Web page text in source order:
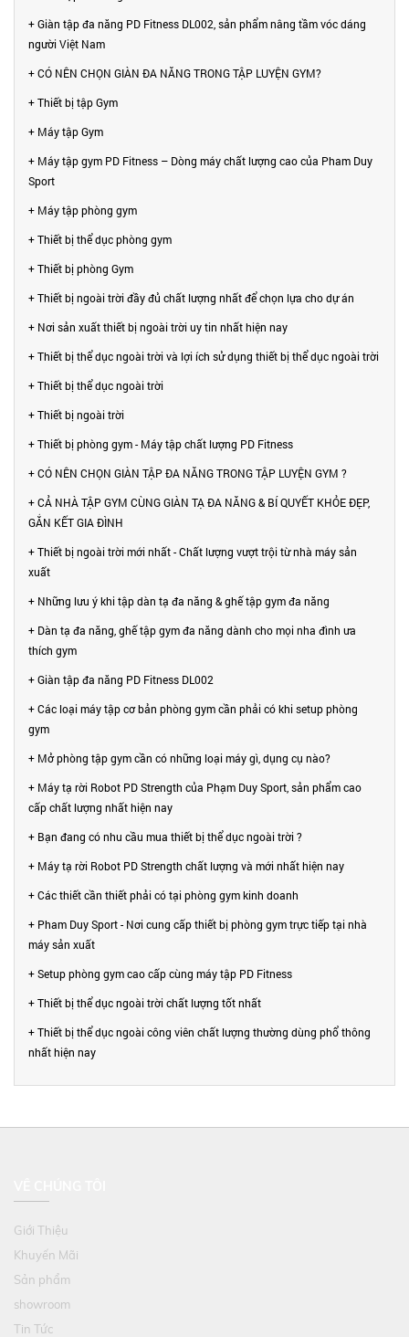
+ Giàn tập đa năng PD Fitness DL002, sản phẩm nâng tầm vóc dáng
người Việt Nam
+ CÓ NÊN CHỌN GIÀN ĐA NĂNG TRONG TẬP LUYỆN GYM?
+ Thiết bị tập Gym
+ Máy tập Gym
+ Máy tập gym PD Fitness – Dòng máy chất lượng cao của Pham Duy
Sport
+ Máy tập phòng gym
+ Thiết bị thể dục phòng gym
+ Thiết bị phòng Gym
+ Thiết bị ngoài trời đầy đủ chất lượng nhất để chọn lựa cho dự án
+ Nơi sản xuất thiết bị ngoài trời uy tin nhất hiện nay
+ Thiết bị thể dục ngoài trời và lợi ích sử dụng thiết bị thể dục ngoài trời
+ Thiết bị thể dục ngoài trời
+ Thiết bị ngoài trời
+ Thiết bị phòng gym - Máy tập chất lượng PD Fitness
+ CÓ NÊN CHỌN GIÀN TẬP ĐA NĂNG TRONG TẬP LUYỆN GYM ?
+ CẢ NHÀ TẬP GYM CÙNG GIÀN TẠ ĐA NĂNG & BÍ QUYẾT KHỎE ĐẸP,
GẮN KẾT GIA ĐÌNH
+ Thiết bị ngoài trời mới nhất - Chất lượng vượt trội từ nhà máy sản
xuất
+ Những lưu ý khi tập dàn tạ đa năng & ghế tập gym đa năng
+ Dàn tạ đa năng, ghế tập gym đa năng dành cho mọi nha đình ưa
thích gym
+ Giàn tập đa năng PD Fitness DL002
+ Các loại máy tập cơ bản phòng gym cần phải có khi setup phòng
gym
+ Mở phòng tập gym cần có những loại máy gì, dụng cụ nào?
+ Máy tạ rời Robot PD Strength của Phạm Duy Sport, sản phẩm cao
cấp chất lượng nhất hiện nay
+ Bạn đang có nhu cầu mua thiết bị thể dục ngoài trời ?
+ Máy tạ rời Robot PD Strength chất lượng và mới nhất hiện nay
+ Các thiết cần thiết phải có tại phòng gym kinh doanh
+ Pham Duy Sport - Nơi cung cấp thiết bị phòng gym trực tiếp tại nhà
máy sản xuất
+ Setup phòng gym cao cấp cùng máy tập PD Fitness
+ Thiết bị thể dục ngoài trời chất lượng tốt nhất
+ Thiết bị thể dục ngoài công viên chất lượng thường dùng phổ thông
nhất hiện nay
Giới Thiệu
Khuyến Mãi
Sản phẩm
showroom
Tin Tức